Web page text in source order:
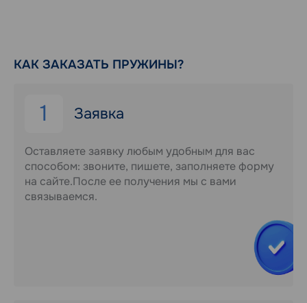
КАК ЗАКАЗАТЬ ПРУЖИНЫ?
1 Заявка
Оставляете заявку любым удобным для вас
способом: звоните, пишете, заполняете форму
на сайте.После ее получения мы с вами
связываемся.